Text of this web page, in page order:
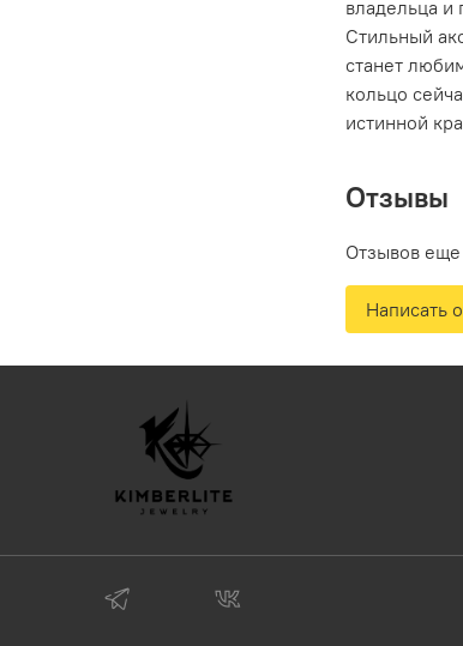
владельца и
Стильный
станет
кольцо
истинной
Отзывы
Отзывов еще
Написать